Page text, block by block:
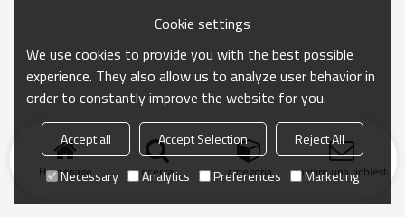
Homepage ricerca categoria Inviare una richiesta
Cookie settings
We use cookies to provide you with the best possible
experience. They also allow us to analyze user behavior in
order to constantly improve the website for you.
Accept all Accept Selection
Reject All
Necessary
Analytics Preferences Marketing